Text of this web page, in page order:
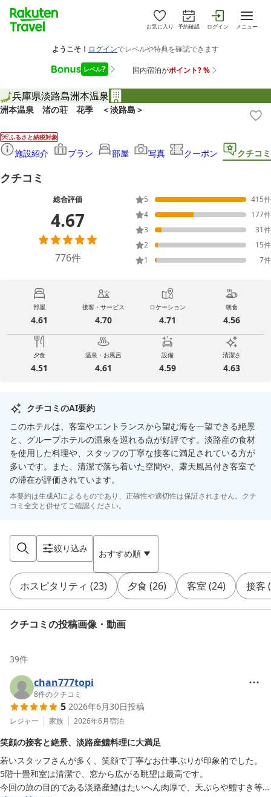
お気に入り 予約確認 ログイン メニュー
兵庫県淡路島洲本温泉
洲本温泉 渚の荘 花季 ＜淡路島＞
ふるさと納税対象
施設紹介 プラン 部屋 写真 クーポン クチコミ
クチコミ
総合評価
4.67
776件
5 415件
4
177件
3
31件
2
15件
1
7件
部屋
4.61
接客・サービス
4.70
ロケーション
4.71
朝食
4.56
夕食
4.51
温泉・お風呂
4.61
設備
4.59
清潔さ
4.63
クチコミのAI要約
このホテルは、客室やエントランスから望む海を一望できる絶景
と、グループホテルの温泉を巡れる点が好評です。淡路産の食材
を使用した料理や、スタッフの丁寧な接客に満足されている方が
多いです。また、清潔で落ち着いた空間や、露天風呂付き客室で
の滞在が評価されています。
本要約は生成AIによるものであり、正確性や適切性は保証されません。クチ
コミ全文と併せてご確認ください。
絞り込み おすすめ順
ホスピタリティ (23) 夕食 (26) 客室 (24) 接客 (
クチコミの投稿画像・動画
39件
chan777topi
8件のクチコミ
5 2026年6月30日投稿
レジャー 家族 2026年6月宿泊
笑顔の接客と絶景、淡路産鱧料理に大満足
若いスタッフさんが多く、笑顔で丁寧なお仕事ぶりが印象的でした。
5階十畳和室は清潔で、窓から広がる眺望は最高です。
今回の旅の目的である淡路産鱧はたいへん肉厚で、天ぷらや鱧すき等、